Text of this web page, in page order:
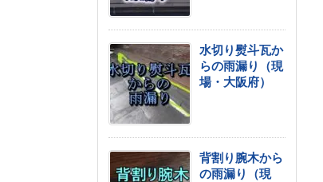
水切り熨斗瓦か
らの雨漏り（現
場・大阪府）
背割り腕木から
の雨漏り（現